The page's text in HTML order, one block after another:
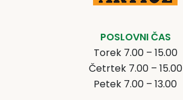
POSLOVNI ČAS
Torek 7.00 – 15.00
Četrtek 7.00 – 15.00
Petek 7.00 – 13.00